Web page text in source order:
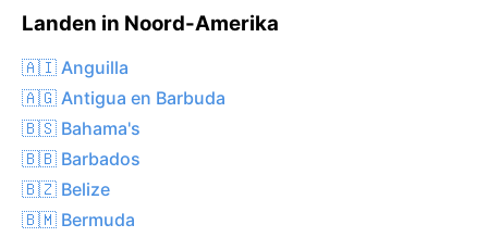
Landen in Noord-Amerika
🇦🇮 Anguilla
🇦🇬 Antigua en Barbuda
🇧🇸 Bahama's
🇧🇧 Barbados
🇧🇿 Belize
🇧🇲 Bermuda